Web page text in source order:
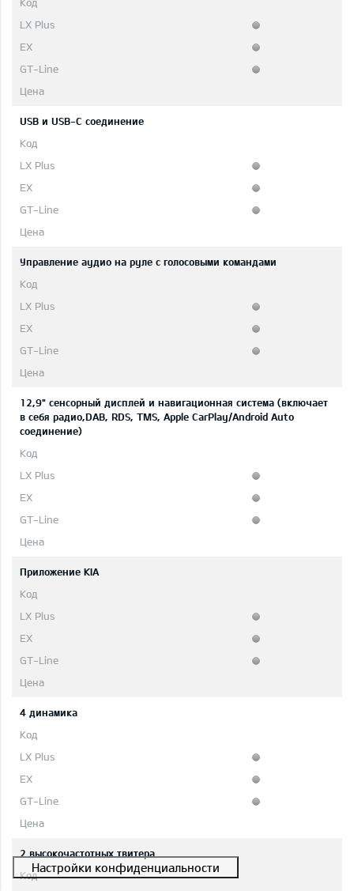
USB и USB-C соединение
Управление аудио на руле с голосовыми командами
12,9" сенсорный дисплей и навигационная система (включает
в себя радио,DAB, RDS, TMS, Apple CarPlay/Android Auto
соединение)
Приложение KIA
4 динамика
2 высокочастотных твитера